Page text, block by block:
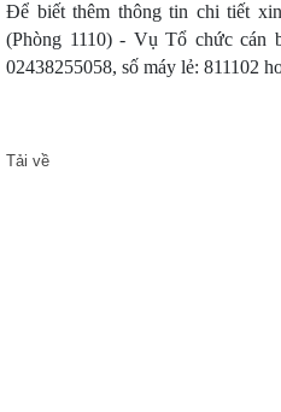
Để biết thêm thông tin chi tiết
(Phòng 1110) - Vụ Tổ chức
02438255058, số máy lẻ: 811102
Tải về